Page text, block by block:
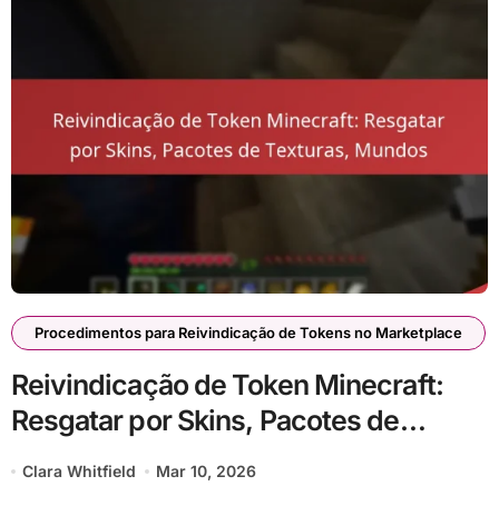
Procedimentos para Reivindicação de Tokens no Marketplace
Reivindicação de Token Minecraft:
Resgatar por Skins, Pacotes de
Texturas, Mundos
Clara Whitfield Mar 10, 2026